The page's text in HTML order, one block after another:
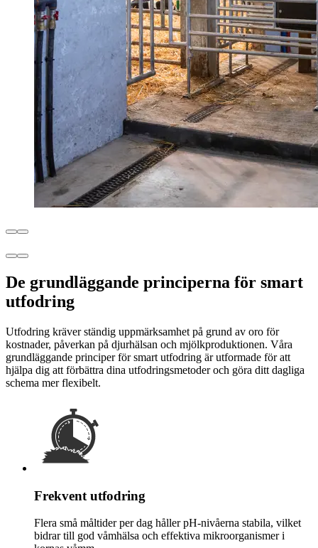
De grundläggande principerna för smart
utfodring
Utfodring kräver ständig uppmärksamhet på grund av oro för
kostnader, påverkan på djurhälsan och mjölkproduktionen. Våra
grundläggande principer för smart utfodring är utformade för att
hjälpa dig att förbättra dina utfodringsmetoder och göra ditt dagliga
schema mer flexibelt.
Frekvent utfodring
Flera små måltider per dag håller pH-nivåerna stabila, vilket
bidrar till god våmhälsa och effektiva mikroorganismer i